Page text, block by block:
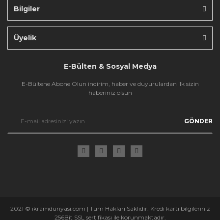
Bilgiler
Üyelik
E-Bülten & Sosyal Medya
E-Bültene Abone Olun indirim, haber ve duyurulardan ilk sizin
haberiniz olsun
GÖNDER
2021 © ikramdunyasi.com | Tüm Hakları Saklıdır. Kredi kartı bilgileriniz
256Bit SSL sertifikası ile korunmaktadır.